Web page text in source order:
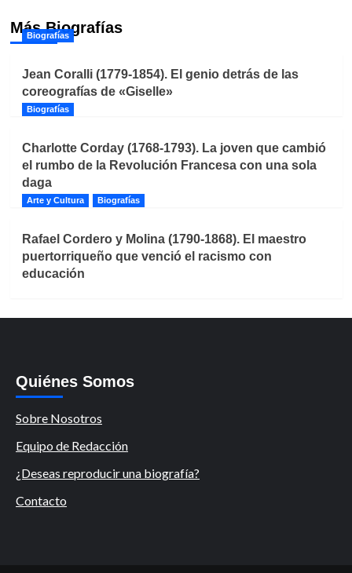
Más Biografías
Biografías
Jean Coralli (1779-1854). El genio detrás de las
coreografías de «Giselle»
Biografías
Charlotte Corday (1768-1793). La joven que cambió
el rumbo de la Revolución Francesa con una sola
daga
Arte y Cultura Biografías
Rafael Cordero y Molina (1790-1868). El maestro
puertorriqueño que venció el racismo con
educación
Quiénes Somos
Sobre Nosotros
Equipo de Redacción
¿Deseas reproducir una biografía?
Contacto